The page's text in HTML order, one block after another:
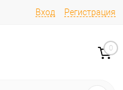
Вход Регистрация
0